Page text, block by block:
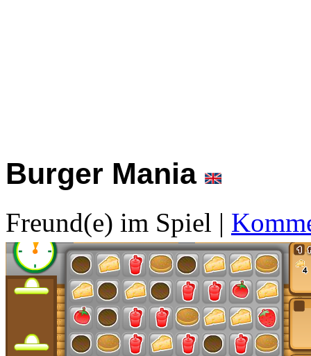
Burger Mania
Freund(e) im Spiel |